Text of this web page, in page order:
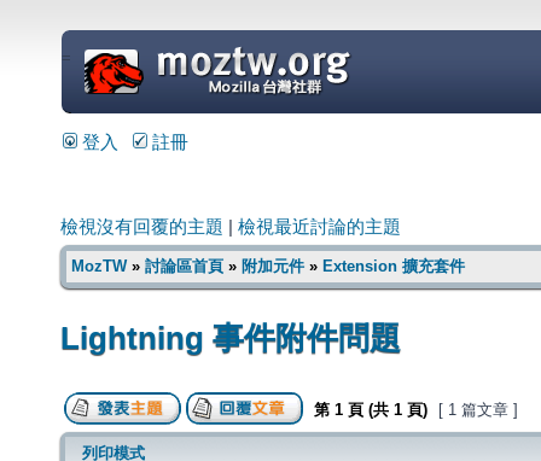
=
登入 註冊
檢視沒有回覆的主題 檢視最近討論的主題
MozTW» 討論區首頁 » 附加元件 » Extension 擴充套件
Lightning 事件附件問題
第 1 頁 (共 1 頁) [ 1 篇文章 ]
列印模式